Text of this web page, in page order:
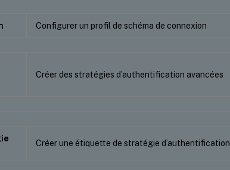
Configurer un profil de schéma de connexion
Créer des stratégies d’authentification avancées
Créer une étiquette de stratégie d’authentification